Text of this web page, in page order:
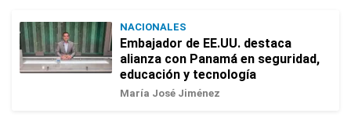
NACIONALES
Embajador de EE.UU. destaca
alianza con Panamá en seguridad,
educación y tecnología
María José Jiménez